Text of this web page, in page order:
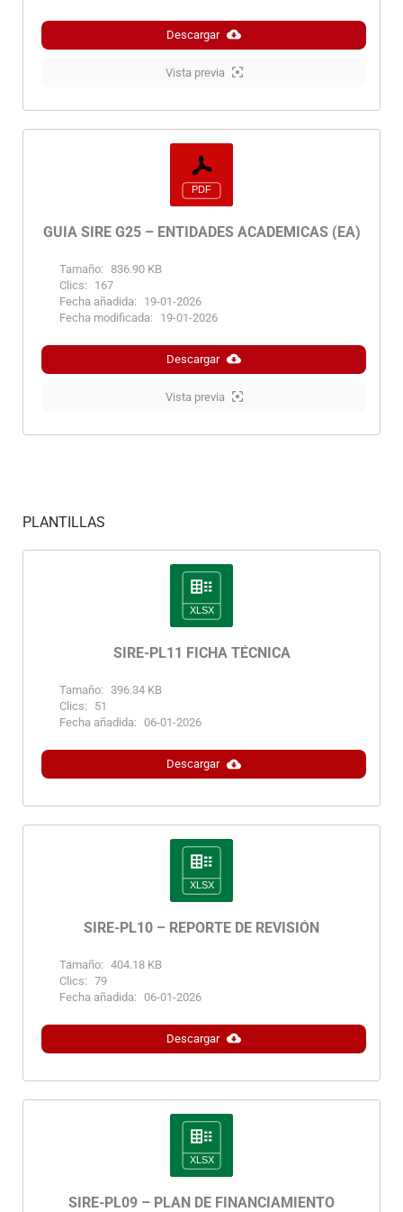
Descargar
Vista previa
GUIA SIRE G25 – ENTIDADES ACADEMICAS (EA)
Tamaño: 836.90 KB
Clics:
167
Fecha añadida:
19-01-2026
Fecha modificada:
19-01-2026
Descargar
Vista previa
PLANTILLAS
SIRE-PL11 FICHA TÉCNICA
Tamaño: 396.34 KB
Clics:
51
Fecha añadida: 06-01-2026
Descargar
SIRE-PL10 – REPORTE DE REVISIÓN
Tamaño: 404.18 KB
Clics: 79
Fecha añadida: 06-01-2026
Descargar
SIRE-PL09 – PLAN DE FINANCIAMIENTO